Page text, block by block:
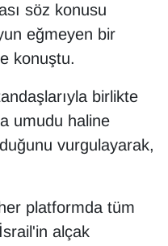
söz konusu
eğmeyen bir
konuştu.
birlikte
umudu haline
vurgulayarak,
platformda tüm
alçak